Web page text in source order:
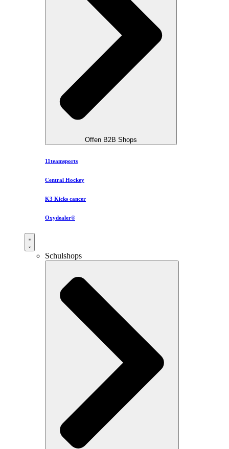
Offen B2B Shops
11teamsports
Central Hockey
K3 Kicks cancer
Oxydealer®
Schulshops